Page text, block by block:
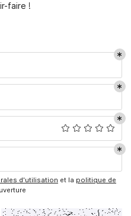
faire !
d'utilisation et la politique de